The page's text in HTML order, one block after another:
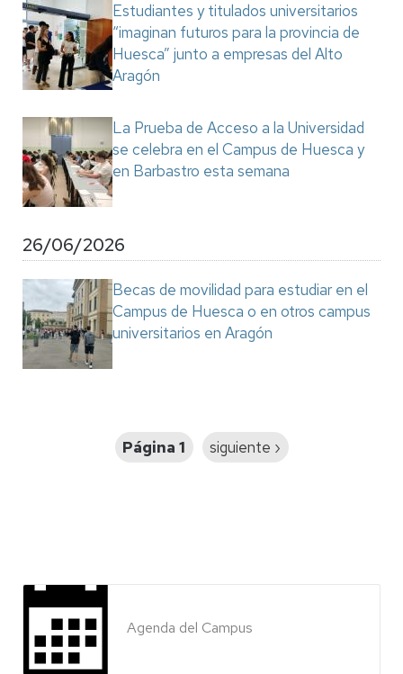
Estudiantes y titulados universitarios
“imaginan futuros para la provincia de
Huesca” junto a empresas del Alto
Aragón
La Prueba de Acceso a la Universidad
se celebra en el Campus de Huesca y
en Barbastro esta semana
26/06/2026
Becas de movilidad para estudiar en el
Campus de Huesca o en otros campus
universitarios en Aragón
Página 1
Siguiente
siguiente ›
Agenda del Campus